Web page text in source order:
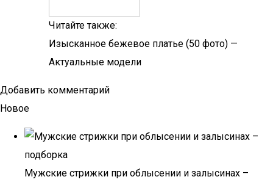
Читайте также:
Изысканное бежевое платье (50 фото) —
Актуальные модели
Добавить комментарий
Новое
Мужские стрижки при облысении и залысинах –